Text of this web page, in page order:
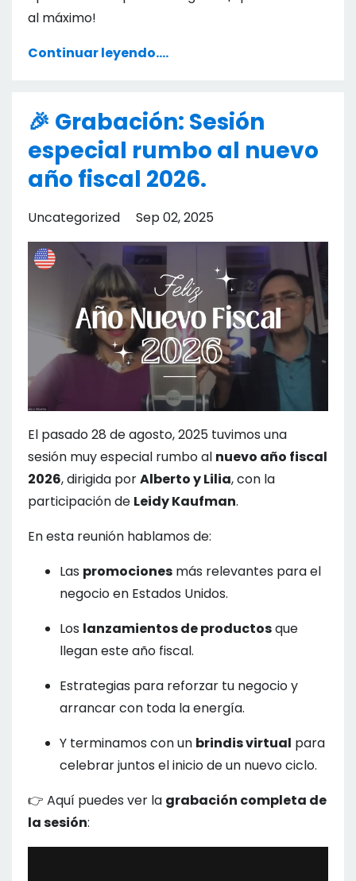
al máximo!
Continuar leyendo....
🎉 Grabación: Sesión
especial rumbo al nuevo
año fiscal 2026.
Uncategorized Sep 02, 2025
El pasado 28 de agosto, 2025 tuvimos una
sesión muy especial rumbo al nuevo año fiscal
2026, dirigida porAlberto y Lilia, con la
participación de Leidy Kaufman.
En esta reunión hablamos de:
Las promociones más relevantes para el
negocio en Estados Unidos.
Los lanzamientos de productosque
llegan este año fiscal.
Estrategias para reforzar tu negocio y
arrancar con toda la energía.
Y terminamos con un brindis virtual para
celebrar juntos el inicio de un nuevo ciclo.
👉 Aquí puedes ver la grabación completa de
la sesión: